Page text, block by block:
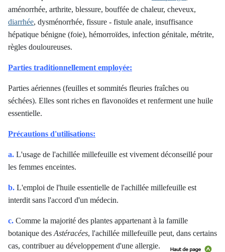
aménorrhée, arthrite, blessure, bouffée de chaleur, cheveux,
diarrhée, dysménorrhée, fissure - fistule anale, insuffisance
hépatique bénigne (foie), hémorroïdes, infection génitale, métrite,
règles douloureuses.
Parties traditionnellement employée:
Parties aériennes (feuilles et sommités fleuries fraîches ou
séchées). Elles sont riches en flavonoïdes et renferment une huile
essentielle.
Précautions d'utilisations:
a. L'usage de l'achillée millefeuille est vivement déconseillé pour
les femmes enceintes.
b. L'emploi de l'huile essentielle de l'achillée millefeuille est
interdit sans l'accord d'un médecin.
c. Comme la majorité des plantes appartenant à la famille
botanique des Astéracées, l'achillée millefeuille peut, dans certains
cas, contribuer au développement d'une allergie.